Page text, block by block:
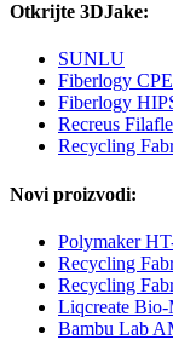
Otkrijte 3DJake:
SUNLU
Fiberlogy
Fiberlogy
Recreus
Recycling
Novi proizvodi:
Polymaker
Recycling
Recycling
Liqcreate
Bambu Lab